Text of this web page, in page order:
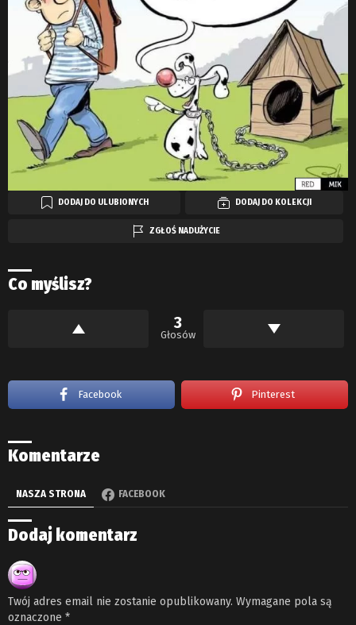
DODAJ DO ULUBIONYCH DODAJ DO KOLEKCJI
ZGŁOŚ NADUŻYCIE
Co myślisz?
3
Głosów
Facebook Pinterest
Komentarze
NASZA STRONA FACEBOOK
Dodaj komentarz
Twój adres email nie zostanie opublikowany. Wymagane pola są
oznaczone *